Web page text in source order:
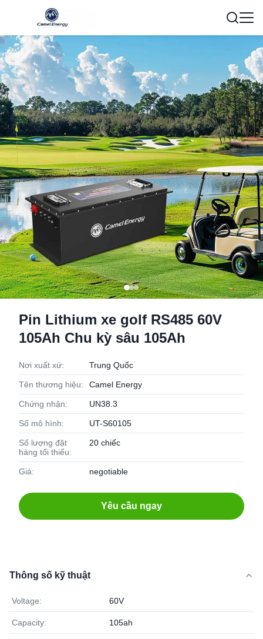
Pin Lithium xe golf RS485 60V
105Ah Chu kỳ sâu 105Ah
Nơi xuất xứ: Trung Quốc
Tên thương hiệu: Camel Energy
Chứng nhận: UN38.3
Số mô hình: UT-S60105
Số lượng đặt
hàng tối thiểu:
20 chiếc
Giá: negotiable
Yêu cầu ngay
Thông số kỹ thuật
Voltage: 60V
Capacity: 105ah